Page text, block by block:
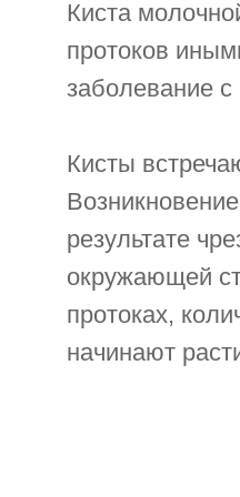
Киста
протоков
заболевание
Кисты
результате
окружающей
протоках,
начинают